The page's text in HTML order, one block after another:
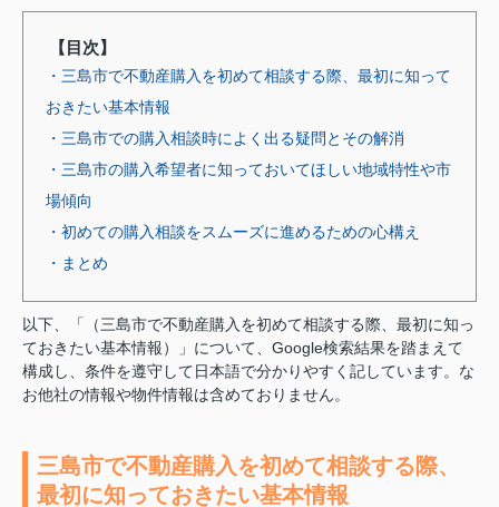
【目次】
・三島市で不動産購入を初めて相談する際、最初に知って
おきたい基本情報
・三島市での購入相談時によく出る疑問とその解消
・三島市の購入希望者に知っておいてほしい地域特性や市
場傾向
・初めての購入相談をスムーズに進めるための心構え
・まとめ
以下、「（三島市で不動産購入を初めて相談する際、最初に知っ
ておきたい基本情報）」について、Google検索結果を踏まえて
構成し、条件を遵守して日本語で分かりやすく記しています。な
お他社の情報や物件情報は含めておりません。
三島市で不動産購入を初めて相談する際、
最初に知っておきたい基本情報